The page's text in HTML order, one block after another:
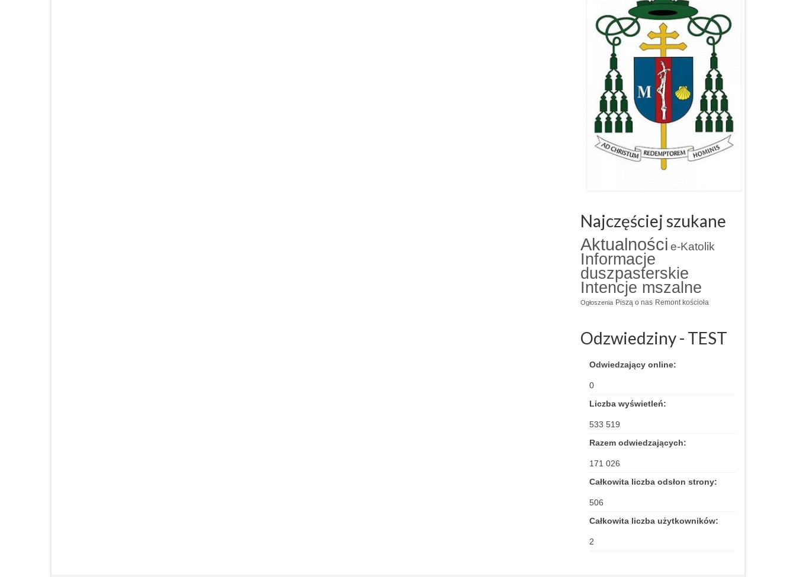
Najczęściej szukane
Aktualności e-Katolik
Informacje
duszpasterskie
Intencje mszalne
Ogłoszenia Piszą o nas Remont kościoła
Odzwiedziny - TEST
Odwiedzający online:
0
Liczba wyświetleń:
533 519
Razem odwiedzających:
171 026
Całkowita liczba odsłon strony:
506
Całkowita liczba użytkowników:
2